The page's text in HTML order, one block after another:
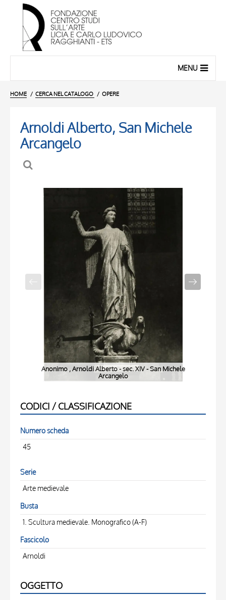
MENU
HOME CERCA NEL CATALOGO OPERE
Arnoldi Alberto, San Michele
Arcangelo
Anonimo , Arnoldi Alberto - sec. XIV - San Michele
Arcangelo
CODICI / CLASSIFICAZIONE
Numero scheda
45
Serie
Arte medievale
Busta
1. Scultura medievale. Monografico (A-F)
Fascicolo
Arnoldi
OGGETTO